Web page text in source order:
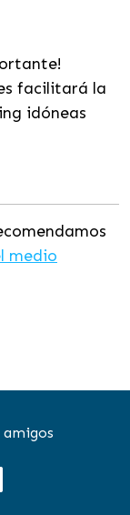
facilitará la
idóneas
medio